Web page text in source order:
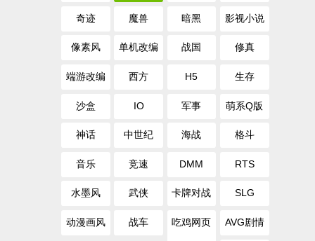
奇迹 魔兽 暗黑 影视小说
像素风 单机改编 战国 修真
端游改编 西方 H5 生存
沙盒 IO 军事 萌系Q版
神话 中世纪 海战 格斗
音乐 竞速 DMM RTS
水墨风 武侠 卡牌对战 SLG
动漫画风 战车 吃鸡网页 AVG剧情